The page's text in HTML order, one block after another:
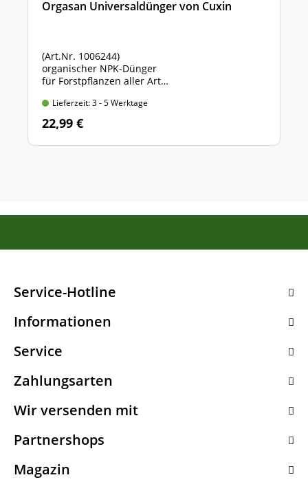
Orgasan Universaldünger von Cuxin
(Art.Nr. 1006244)
organischer NPK-Dünger
für Forstpflanzen aller Art
Lieferzeit: 3 - 5 Werktage
22,99 €
Service-Hotline
Informationen
Service
Zahlungsarten
Wir versenden mit
Partnershops
Magazin